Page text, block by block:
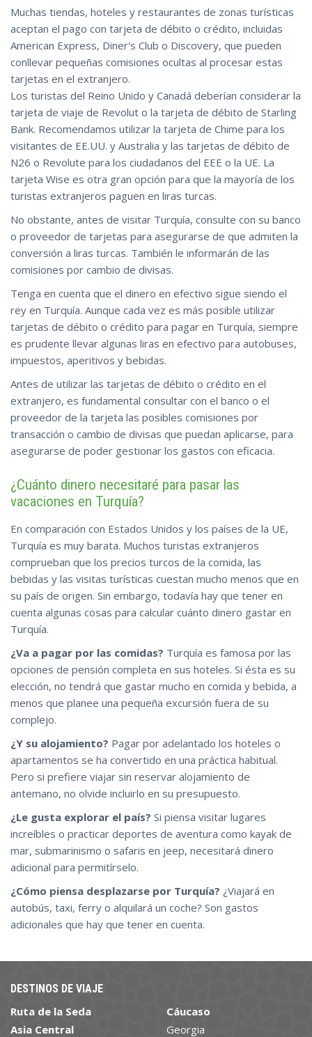
Muchas tiendas, hoteles y restaurantes de zonas turísticas
aceptan el pago con tarjeta de débito o crédito, incluidas
American Express, Diner's Club o Discovery, que pueden
conllevar pequeñas comisiones ocultas al procesar estas
tarjetas en el extranjero.
Los turistas del Reino Unido y Canadá deberían considerar la
tarjeta de viaje de Revolut o la tarjeta de débito de Starling
Bank. Recomendamos utilizar la tarjeta de Chime para los
visitantes de EE.UU. y Australia y las tarjetas de débito de
N26 o Revolute para los ciudadanos del EEE o la UE. La
tarjeta Wise es otra gran opción para que la mayoría de los
turistas extranjeros paguen en liras turcas.
No obstante, antes de visitar Turquía, consulte con su banco
o proveedor de tarjetas para asegurarse de que admiten la
conversión a liras turcas. También le informarán de las
comisiones por cambio de divisas.
Tenga en cuenta que el dinero en efectivo sigue siendo el
rey en Turquía. Aunque cada vez es más posible utilizar
tarjetas de débito o crédito para pagar en Turquía, siempre
es prudente llevar algunas liras en efectivo para autobuses,
impuestos, aperitivos y bebidas.
Antes de utilizar las tarjetas de débito o crédito en el
extranjero, es fundamental consultar con el banco o el
proveedor de la tarjeta las posibles comisiones por
transacción o cambio de divisas que puedan aplicarse, para
asegurarse de poder gestionar los gastos con eficacia.
¿Cuánto dinero necesitaré para pasar las
vacaciones en Turquía?
En comparación con Estados Unidos y los países de la UE,
Turquía es muy barata. Muchos turistas extranjeros
comprueban que los precios turcos de la comida, las
bebidas y las visitas turísticas cuestan mucho menos que en
su país de origen. Sin embargo, todavía hay que tener en
cuenta algunas cosas para calcular cuánto dinero gastar en
Turquía.
¿Va a pagar por las comidas? Turquía es famosa por las
opciones de pensión completa en sus hoteles. Si ésta es su
elección, no tendrá que gastar mucho en comida y bebida, a
menos que planee una pequeña excursión fuera de su
complejo.
¿Y su alojamiento? Pagar por adelantado los hoteles o
apartamentos se ha convertido en una práctica habitual.
Pero si prefiere viajar sin reservar alojamiento de
antemano, no olvide incluirlo en su presupuesto.
¿Le gusta explorar el país? Si piensa visitar lugares
increíbles o practicar deportes de aventura como kayak de
mar, submarinismo o safaris en jeep, necesitará dinero
adicional para permitírselo.
¿Cómo piensa desplazarse por Turquía? ¿Viajará en
autobús, taxi, ferry o alquilará un coche? Son gastos
adicionales que hay que tener en cuenta.
DESTINOS DE VIAJE
Ruta de la Seda
Asia Central
Cáucaso
Georgia